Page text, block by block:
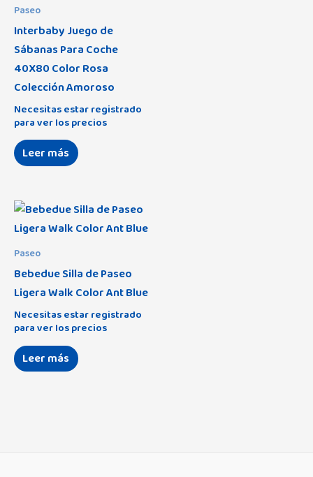
Paseo
Interbaby Juego de
Sábanas Para Coche
40X80 Color Rosa
Colección Amoroso
Necesitas estar registrado
para ver los precios
Leer más
Paseo
Bebedue Silla de Paseo
Ligera Walk Color Ant Blue
Necesitas estar registrado
para ver los precios
Leer más